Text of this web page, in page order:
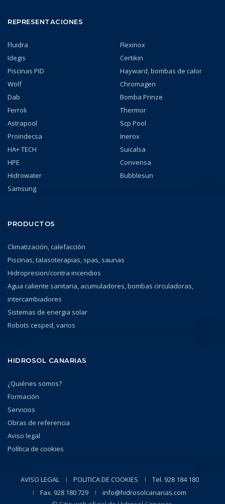
REPRESENTACIONES
Fluidra
Flexinox
Idegis
Certikin
Piscinas PID
Hayward, bombas de calor
Wolf
Chromagen
Dab
Bomba Prinze
Ferroli
Thermor
Astrapool
Scp Pool
Proindecsa
Inerox
HA+ TECH
Suicalsa
HPE
Convensa
Hidrowater
Bubblesun
Samsung
PRODUCTOS
Climatización, calefacción
Piscinas, talasoterapias, spas, saunas
Hidropresion/contra incendios
Agua caliente sanitaria, acumuladores, bombas circuladoras,
intercambiadores
Sistemas de energia solar
Robots cesped, varios
HIDROSOL CANARIAS
¿Quiénes somos?
Formación
Servicios
Obras de referencia
Aviso legal
Política de cookies
AVISO LEGAL POLITICA DE COOKIES
Tel. 928 184 180
Fax. 928 180 729
info@hidrosolcanarias.com